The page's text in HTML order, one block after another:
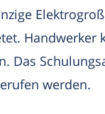
Das
werden.